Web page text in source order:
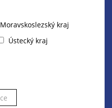
Moravskoslezský kraj
Ústecký kraj